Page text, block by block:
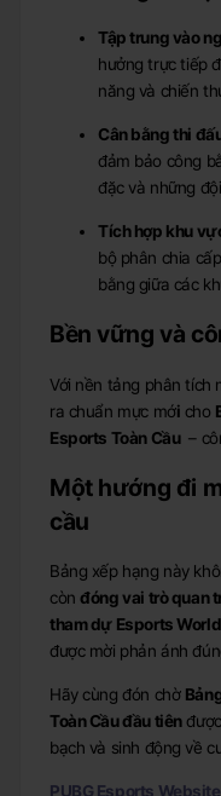
Tập trung vào
hưởng trực tiếp
năng và chiến
Cân bằng thi
đảm bảo công
đặc và những
Tích hợp khu
bộ phân chia
bằng giữa các
Bền vững và
Với nền tảng phân tích
ra chuẩn mực mới cho
Esports Toàn Cầu–
Một hướng đi
cầu
Bảng xếp hạng này
cònđóng vai trò quan
tham dự Esports World
được mời phản ánh
Hãy cùng đón chờ
Toàn Cầu đầu tiên
bạch và sinh động về
PUBG Esports Website